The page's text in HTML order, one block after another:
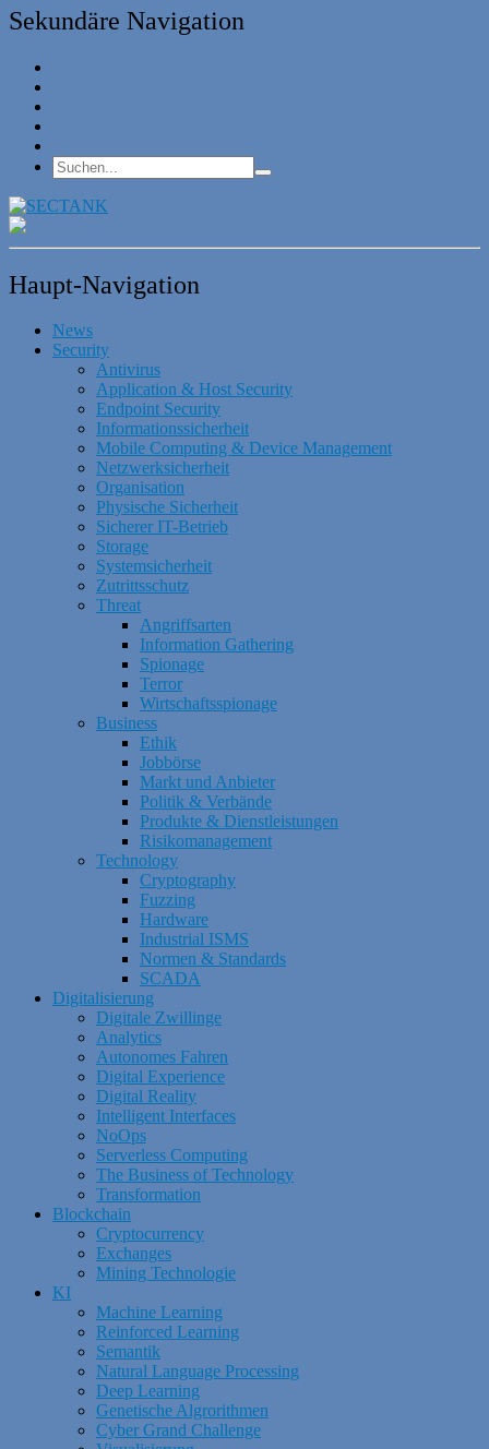
Sekundäre Navigation
Haupt-Navigation
News
Security
Antivirus
Application & Host Security
Endpoint Security
Informationssicherheit
Mobile Computing & Device Management
Netzwerksicherheit
Organisation
Physische Sicherheit
Sicherer IT-Betrieb
Storage
Systemsicherheit
Zutrittsschutz
Threat
Angriffsarten
Information Gathering
Spionage
Terror
Wirtschaftsspionage
Business
Ethik
Jobbörse
Markt und Anbieter
Politik & Verbände
Produkte & Dienstleistungen
Risikomanagement
Technology
Cryptography
Fuzzing
Hardware
Industrial ISMS
Normen & Standards
SCADA
Digitalisierung
Digitale Zwillinge
Analytics
Autonomes Fahren
Digital Experience
Digital Reality
Intelligent Interfaces
NoOps
Serverless Computing
The Business of Technology
Transformation
Blockchain
Cryptocurrency
Exchanges
Mining Technologie
KI
Machine Learning
Reinforced Learning
Semantik
Natural Language Processing
Deep Learning
Genetische Algrorithmen
Cyber Grand Challenge